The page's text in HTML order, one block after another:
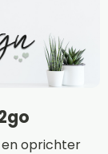
en oprichter